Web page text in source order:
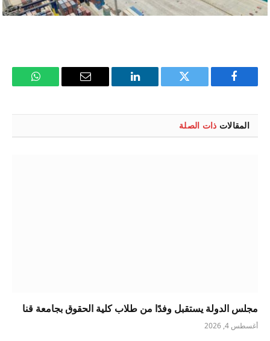
فيسبوك تويتر لينكدإن
البريد
واتساب
المقالات ذات الصلة
مجلس الدولة يستقبل وفدًا من طلاب كلية الحقوق بجامعة قنا
أغسطس 4, 2026